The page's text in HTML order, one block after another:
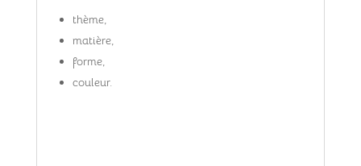
thème,
matière,
forme,
couleur.